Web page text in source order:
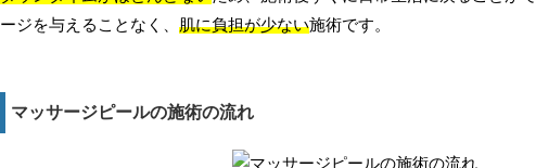
ージを与えることなく、 肌に負担が少ない施術です。
マッサージピールの施術の流れ